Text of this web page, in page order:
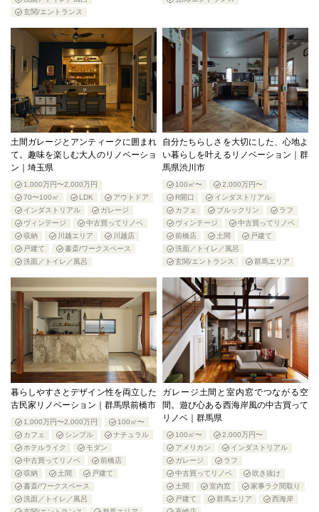
玄関/エントランス
土間ガレージとアンティークに囲まれ
て。趣味を楽しむ大人のリノベーショ
ン｜埼玉県
1,000万円〜2,000万円
70〜100㎡
LDK
アウトドア
インダストリアル
ガレージ
ヴィンテージ
中古買ってリノベ
収納
川越エリア
川越店
戸建て
書斎/ワークスペース
洗面／トイレ／風呂
自分たちらしさを大切にした、心地よ
い暮らしを叶えるリノベーション｜群
馬県渋川市
100㎡〜
2,000万円〜
R開口
インダストリアル
カフェ
ブルックリン
ラフ
ヴィンテージ
中古買ってリノベ
前橋店
土間
戸建て
洗面／トイレ／風呂
玄関/エントランス
群馬エリア
暮らしやすさとデザイン性を両立した
古民家リノベーション｜群馬県前橋市
1,000万円〜2,000万円
100㎡〜
カフェ
シンプル
ナチュラル
ホテルライク
モダン
中古買ってリノベ
前橋店
収納
土間
戸建て
書斎/ワークスペース
洗面／トイレ／風呂
ガレージ土間と室内窓でつながる空
間。遊び心ある西海岸風の中古買って
リノベ｜群馬県
100㎡〜
2,000万円〜
アメリカン
インダストリアル
ガレージ
ラフ
中古買ってリノベ
吹き抜け
土間
室内窓
家事ラク間取り
戸建て
群馬エリア
西海岸